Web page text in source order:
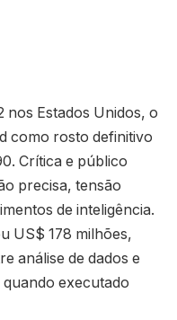
nos Estados Unidos, o
como rosto definitivo
Crítica e público
precisa, tensão
de inteligência.
US$ 178 milhões,
análise de dados e
executado